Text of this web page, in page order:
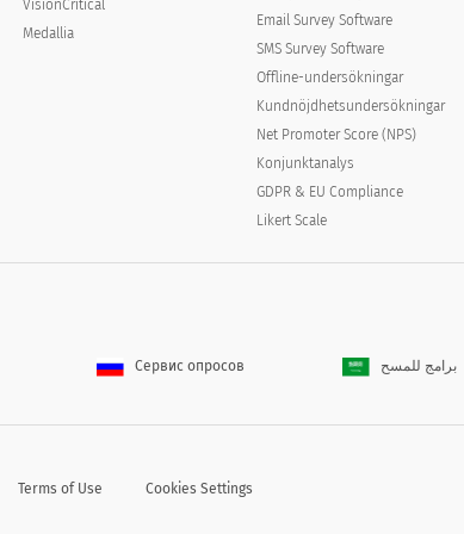
translation missing for :
Swedish (Svenska)
translation missing for :
VisionCritical
Medallia
Email Survey Software
SMS Survey Software
Offline-undersökningar
Kundnöjdhetsundersökningar
Net Promoter Score (NPS)
Konjunktanalys
GDPR & EU Compliance
Likert Scale
Сервис опросов برامج للمسح
Terms of Use Cookies Settings